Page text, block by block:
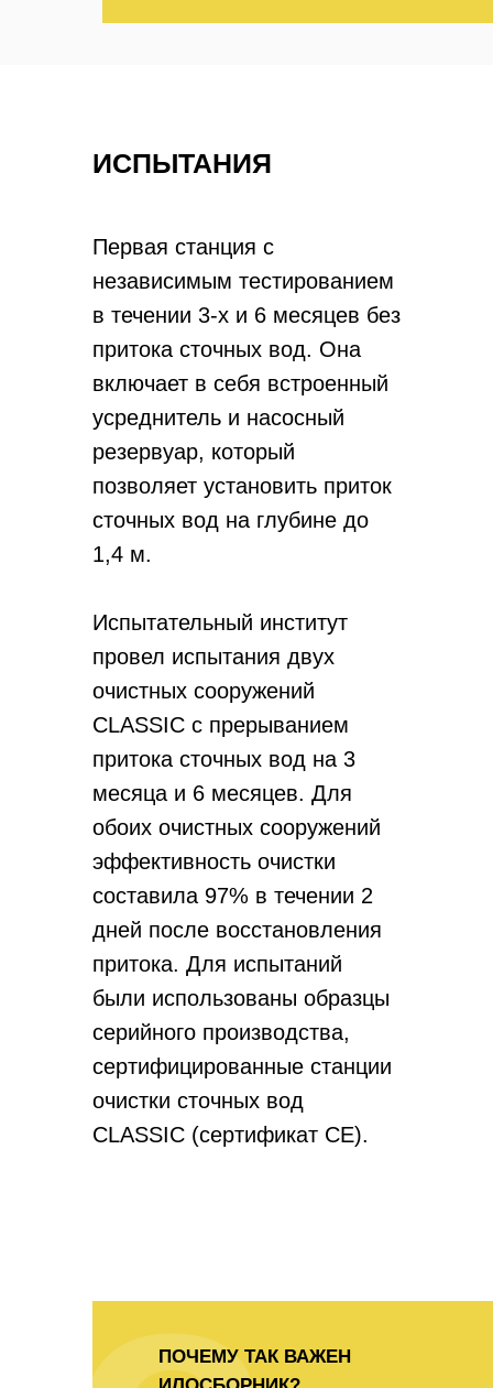
Первая станция с
независимым тестированием
в течении 3-х и 6 месяцев без
притока сточных вод. Она
включает в себя встроенный
усреднитель и насосный
резервуар, который
позволяет установить приток
сточных вод на глубине до
1,4 м.
Испытательный институт
провел испытания двух
очистных сооружений
CLASSIC с прерыванием
притока сточных вод на 3
месяца и 6 месяцев. Для
обоих очистных сооружений
эффективность очистки
составила 97% в течении 2
дней после восстановления
притока. Для испытаний
были использованы образцы
серийного производства,
сертифицированные станции
очистки сточных вод
CLASSIC (сертификат СЕ).
ИСПЫТАНИЯ
ПОЧЕМУ ТАК ВАЖЕН